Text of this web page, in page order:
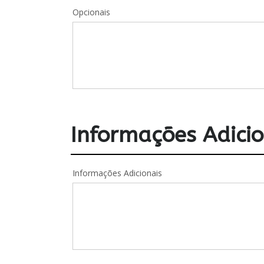
Opcionais
Informações
Informações Adicionais